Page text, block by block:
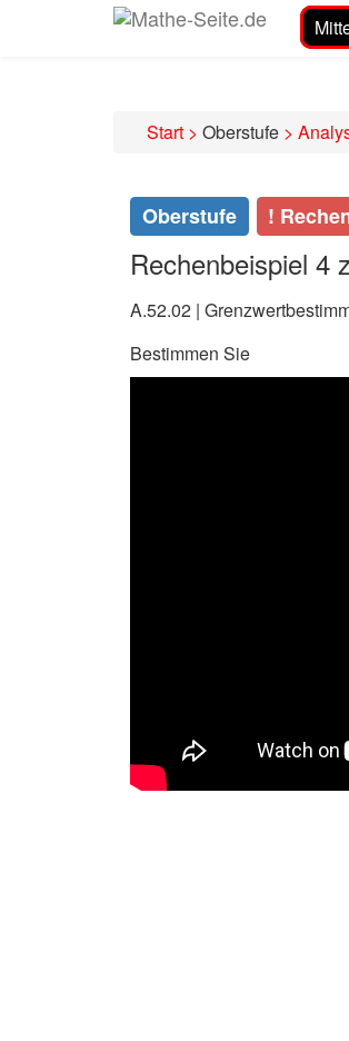
Start > Oberstufe >
Oberstufe !
Rechenbeispiel 4
A.52.02 |
Bestimmen Sie